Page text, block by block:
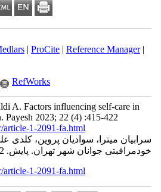
Medlars|ProCite|Reference Manager
RefWorks
A. Factors influencing self-care in
Payesh 2023; 22 (4) :415-422
article-1-2091-fa.html
سرابیان میترا، سوادیان پروین، کلدی
خودمراقبتی جوانان شهر تهران. پایش. 1402; 22 (4) :415-422
article-1-2091-fa.html